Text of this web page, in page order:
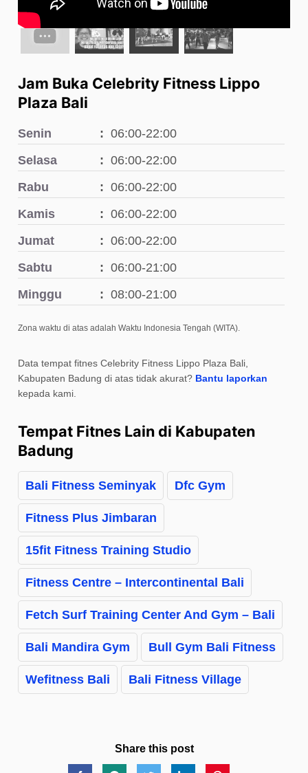
Jam Buka Celebrity Fitness Lippo
Plaza Bali
Senin
06:00-22:00
Selasa
06:00-22:00
Rabu
06:00-22:00
Kamis
06:00-22:00
Jumat
06:00-22:00
Sabtu
06:00-21:00
Minggu
08:00-21:00
Zona waktu di atas adalah Waktu Indonesia Tengah (WITA).
Data tempat fitnes Celebrity Fitness Lippo Plaza Bali,
Kabupaten Badung di atas tidak akurat? Bantu laporkan
kepada kami.
Tempat Fitnes Lain di Kabupaten
Badung
Bali Fitness Seminyak Dfc Gym
Fitness Plus Jimbaran
15fit Fitness Training Studio
Fitness Centre – Intercontinental Bali
Fetch Surf Training Center And Gym – Bali
Bali Mandira Gym Bull Gym Bali Fitness
Wefitness Bali Bali Fitness Village
Share this post